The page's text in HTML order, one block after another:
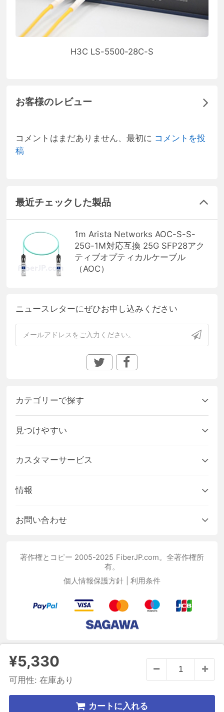
¥5,330
可用性: 在庫あり
カートに入れる
H3C LS-5500-28C-S
お客様のレビュー
コメントはまだありません、最初に コメントを投
稿
最近チェックした製品
1m Arista Networks AOC-S-S-
25G-1M対応互換 25G SFP28アク
ティブオプティカルケーブル
（AOC）
ニュースレターにぜひお申し込みください
カテゴリーで探す
見つけやすい
カスタマーサービス
情報
お問い合わせ
著作権とコピー 2005-2025 FiberJP.com。全著作権所
有。
個人情報保護方針
利用条件